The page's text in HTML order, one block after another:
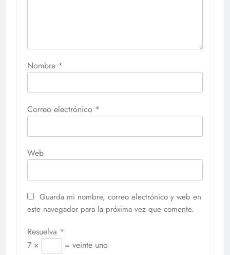
Nombre *
Correo electrónico *
Web
Guarda mi nombre, correo electrónico y web en
este navegador para la próxima vez que comente.
Resuelva *
7 ×
= veinte uno